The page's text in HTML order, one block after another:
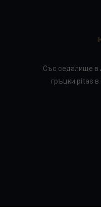
Със седалище в
гръцки pitas в